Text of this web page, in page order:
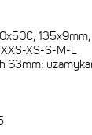
XS-S-M-L
63mm;